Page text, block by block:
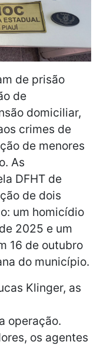
de prisão
de
domiciliar,
crimes de
de menores
As
DFHT de
de dois
um homicídio
2025 e um
16 de outubro
do município.
Klinger, as
operação.
os agentes